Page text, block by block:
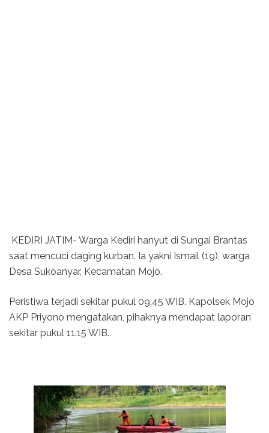
KEDIRI JATIM- Warga Kediri hanyut di Sungai Brantas
saat mencuci daging kurban. Ia yakni Ismail (19), warga
Desa Sukoanyar, Kecamatan Mojo.
Peristiwa terjadi sekitar pukul 09.45 WIB. Kapolsek Mojo
AKP Priyono mengatakan, pihaknya mendapat laporan
sekitar pukul 11.15 WIB.